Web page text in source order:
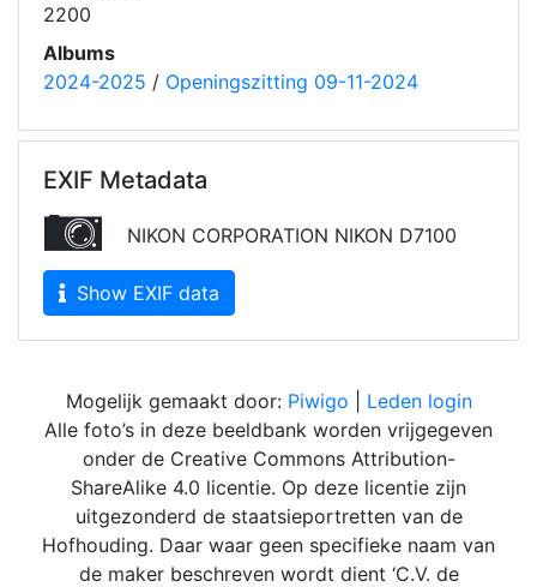
2200
Albums
2024-2025 / Openingszitting 09-11-2024
EXIF Metadata
NIKON CORPORATION NIKON D7100
Show EXIF data
Mogelijk gemaakt door: Piwigo
Leden login
Alle foto’s in deze beeldbank worden vrijgegeven
onder de Creative Commons Attribution-
ShareAlike 4.0 licentie. Op deze licentie zijn
uitgezonderd de staatsieportretten van de
Hofhouding. Daar waar geen specifieke naam van
de maker beschreven wordt dient ‘C.V. de